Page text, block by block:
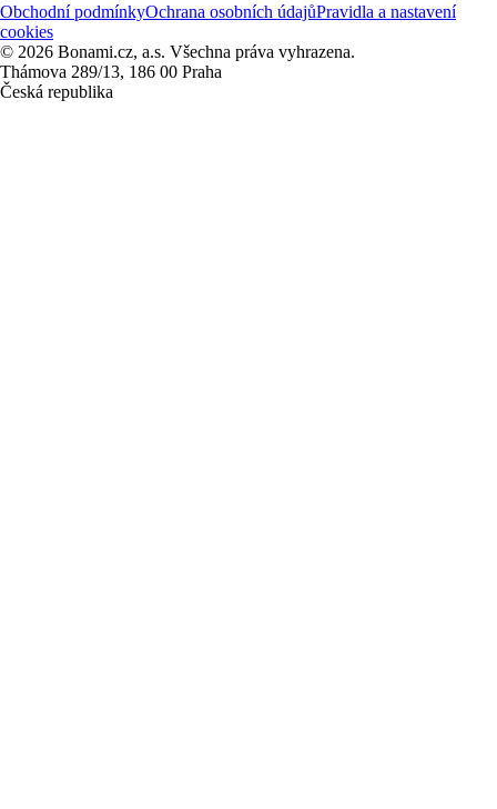
Obchodní podmínkyOchrana osobních údajůPravidla a nastavení
cookies
© 2026 Bonami.cz, a.s. Všechna práva vyhrazena.
Thámova 289/13, 186 00 Praha
Česká republika